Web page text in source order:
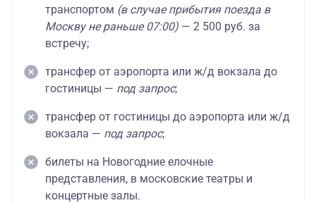
транспортом (в случае прибытия поезда в
Москву не раньше 07:00) — 2 500 руб. за
встречу;
трансфер от аэропорта или ж/д вокзала до
гостиницы — под запрос;
трансфер от гостиницы до аэропорта или ж/д
вокзала — под запрос;
билеты на Новогодние елочные
представления, в московские театры и
концертные залы.